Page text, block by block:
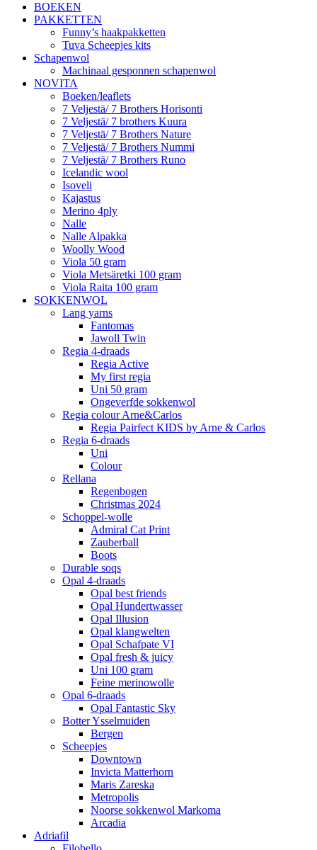
BOEKEN
PAKKETTEN
Funny’s haakpakketten
Tuva Scheepjes kits
Schapenwol
Machinaal gesponnen schapenwol
NOVITA
Boeken/leaflets
7 Veljestä/ 7 Brothers Horisonti
7 Veljestä/ 7 brothers Kuura
7 Veljestä/ 7 Brothers Nature
7 Veljestä/ 7 Brothers Nummi
7 Veljestä/ 7 Brothers Runo
Icelandic wool
Isoveli
Kajastus
Merino 4ply
Nalle
Nalle Alpakka
Woolly Wood
Viola 50 gram
Viola Metsäretki 100 gram
Viola Raita 100 gram
SOKKENWOL
Lang yarns
Fantomas
Jawoll Twin
Regia 4-draads
Regia Active
My first regia
Uni 50 gram
Ongeverfde sokkenwol
Regia colour Arne&Carlos
Regia Pairfect KIDS by Arne & Carlos
Regia 6-draads
Uni
Colour
Rellana
Regenbogen
Christmas 2024
Schoppel-wolle
Admiral Cat Print
Zauberball
Boots
Durable soqs
Opal 4-draads
Opal best friends
Opal Hundertwasser
Opal Illusion
Opal klangwelten
Opal Schafpate VI
Opal fresh & juicy
Uni 100 gram
Feine merinowolle
Opal 6-draads
Opal Fantastic Sky
Botter Ysselmuiden
Bergen
Scheepjes
Downtown
Invicta Matterhorn
Maris Zareska
Metropolis
Noorse sokkenwol Markoma
Arcadia
Adriafil